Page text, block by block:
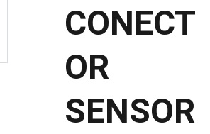
CONECT
OR
SENSOR